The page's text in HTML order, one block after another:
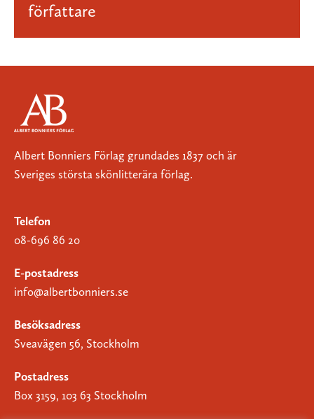
författare
Albert Bonniers Förlag grundades 1837 och är
Sveriges största skönlitterära förlag.
Telefon
08-696 86 20
E-postadress
info@albertbonniers.se
Besöksadress
Sveavägen 56, Stockholm
Postadress
Box 3159, 103 63 Stockholm